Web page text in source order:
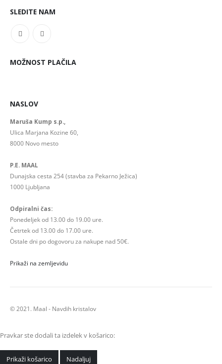
SLEDITE NAM
MOŽNOST PLAČILA
NASLOV
Maruša Kump s.p.,
Ulica Marjana Kozine 60,
8000 Novo mesto
P.E. MAAL
Dunajska cesta 254 (stavba za Pekarno Ježica)
1000 Ljubljana
Odpiralni čas:
Ponedeljek od 13.00 do 19.00 ure.
Četrtek od 13.00 do 17.00 ure.
Ostale dni po dogovoru za nakupe nad 50€.
Prikaži na zemljevidu
© 2021. Maal - Navdih kristalov
Pravkar ste dodali ta izdelek v košarico:
Prikaži košarico Nadaljuj